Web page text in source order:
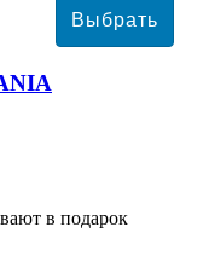
в подарок